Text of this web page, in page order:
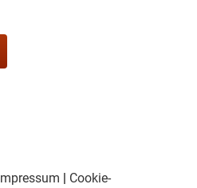
Impressum
Cookie-